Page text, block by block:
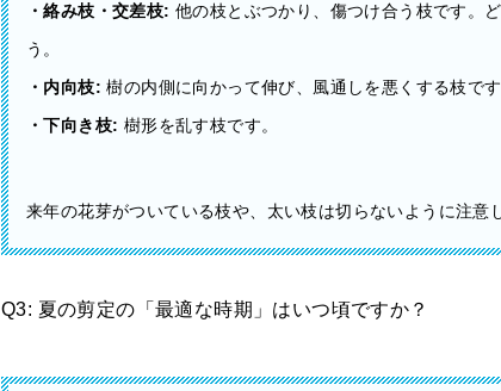
・絡み枝・交差枝: 他の枝とぶつかり、傷つけ合う枝です。
う。
・内向枝: 樹の内側に向かって伸び、風通しを悪くする枝です
・下向き枝: 樹形を乱す枝です。
来年の花芽がついている枝や、太い枝は切らないように注意
Q3: 夏の剪定の「最適な時期」はいつ頃ですか？